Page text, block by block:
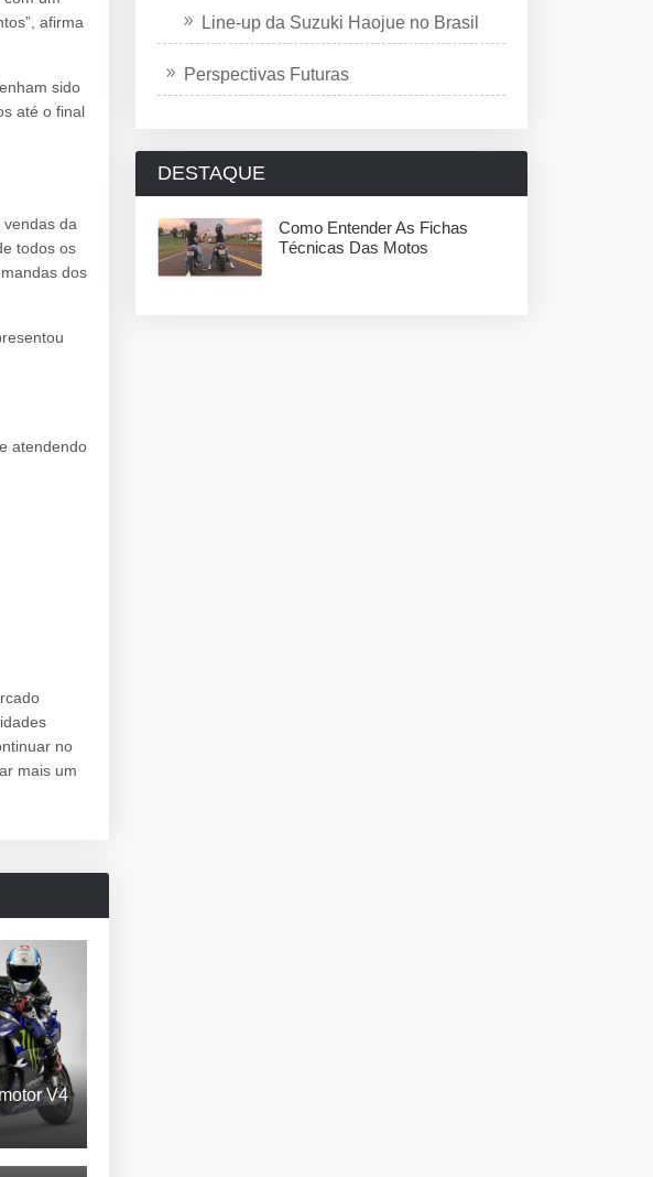
afirma
sido
até o final
da
todos os
dos
atendendo
no
mais um
V4
Line-up da Suzuki Haojue no Brasil
Perspectivas Futuras
DESTAQUE
Como Entender As Fichas
Técnicas Das Motos